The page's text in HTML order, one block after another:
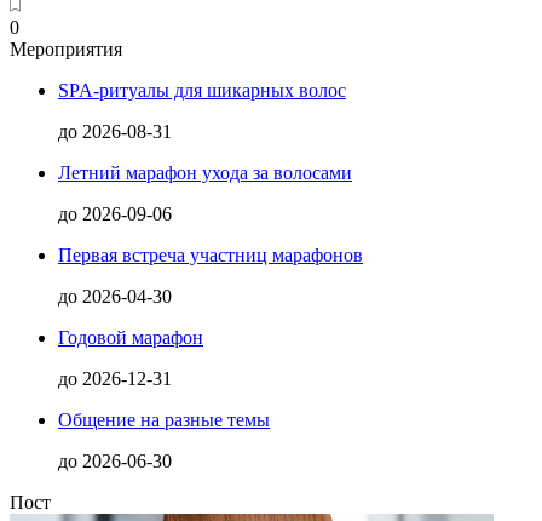
0
Мероприятия
SPA-ритуалы для шикарных волос
до 2026-08-31
Летний марафон ухода за волосами
до 2026-09-06
Первая встреча участниц марафонов
до 2026-04-30
Годовой марафон
до 2026-12-31
Общение на разные темы
до 2026-06-30
Пост